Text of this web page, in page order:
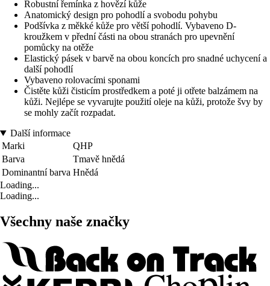
Robustní řemínka z hovězí kůže
Anatomický design pro pohodlí a svobodu pohybu
Podšívka z měkké kůže pro větší pohodlí. Vybaveno D-
kroužkem v přední části na obou stranách pro upevnění
pomůcky na otěže
Elastický pásek v barvě na obou koncích pro snadné uchycení a
další pohodlí
Vybaveno rolovacími sponami
Čistěte kůži čisticím prostředkem a poté ji otřete balzámem na
kůži. Nejlépe se vyvarujte použití oleje na kůži, protože švy by
se mohly začít rozpadat.
Další informace
Marki
QHP
Barva
Tmavě hnědá
Dominantní barva Hnědá
Loading...
Loading...
Všechny naše značky